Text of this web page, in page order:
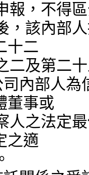
併
十二
條之
董事或
之適